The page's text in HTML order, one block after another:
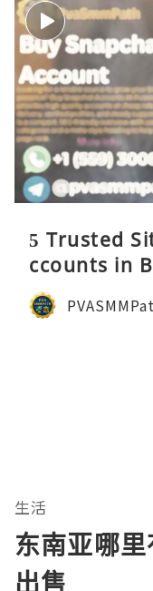
5 Trusted
ccounts in
生活
东南亚哪
出售